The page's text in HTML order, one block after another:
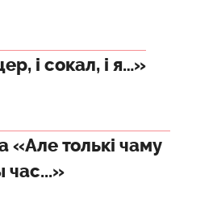
і сокал, і я…»
толькі чаму
час...»